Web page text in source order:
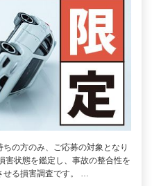
ちの方のみ、ご応募の対象となり
害状態を鑑定し、事故の整合性を
せる損害調査です。 …